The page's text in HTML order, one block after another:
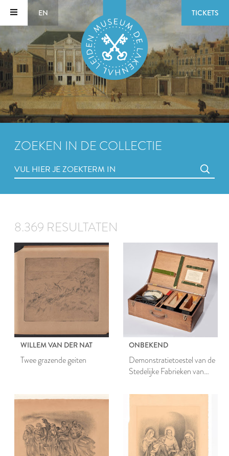
EN TICKETS
ZOEKEN IN DE COLLECTIE
8.369 RESULTATEN
WILLEM VAN DER NAT
Twee grazende geiten
ONBEKEND
Demonstratietoestel van de
Stedelijke Fabrieken van